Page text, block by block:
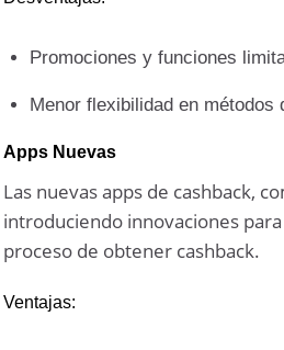
Promociones y funciones
Menor flexibilidad en métodos
Apps Nuevas
Las nuevas apps de cashback,
introduciendo innovaciones
proceso de obtener cashback.
Ventajas: